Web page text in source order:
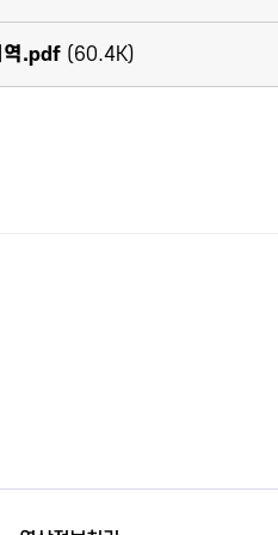
역.pdf (60.4K)